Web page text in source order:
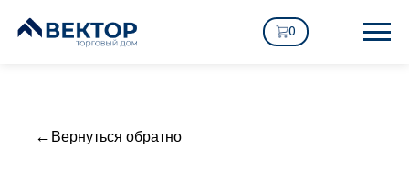
0
Вернуться обратно